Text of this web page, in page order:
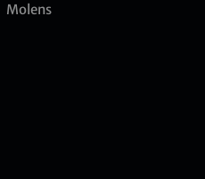
Molens